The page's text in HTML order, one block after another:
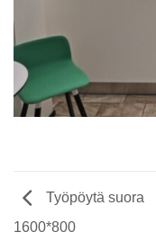
Työpöytä suora
1600*800